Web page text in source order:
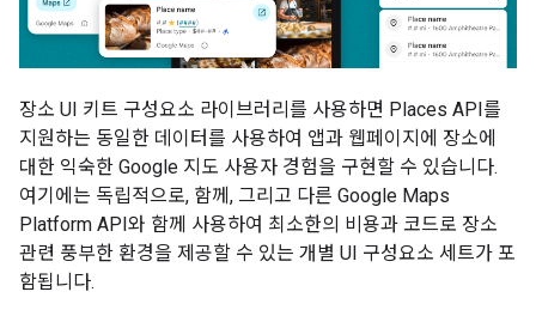
장소 UI 키트 구성요소 라이브러리를 사용하면 Places API를
지원하는 동일한 데이터를 사용하여 앱과 웹페이지에 장소에
대한 익숙한 Google 지도 사용자 경험을 구현할 수 있습니다.
여기에는 독립적으로, 함께, 그리고 다른 Google Maps
Platform API와 함께 사용하여 최소한의 비용과 코드로 장소
관련 풍부한 환경을 제공할 수 있는 개별 UI 구성요소 세트가 포
함됩니다.